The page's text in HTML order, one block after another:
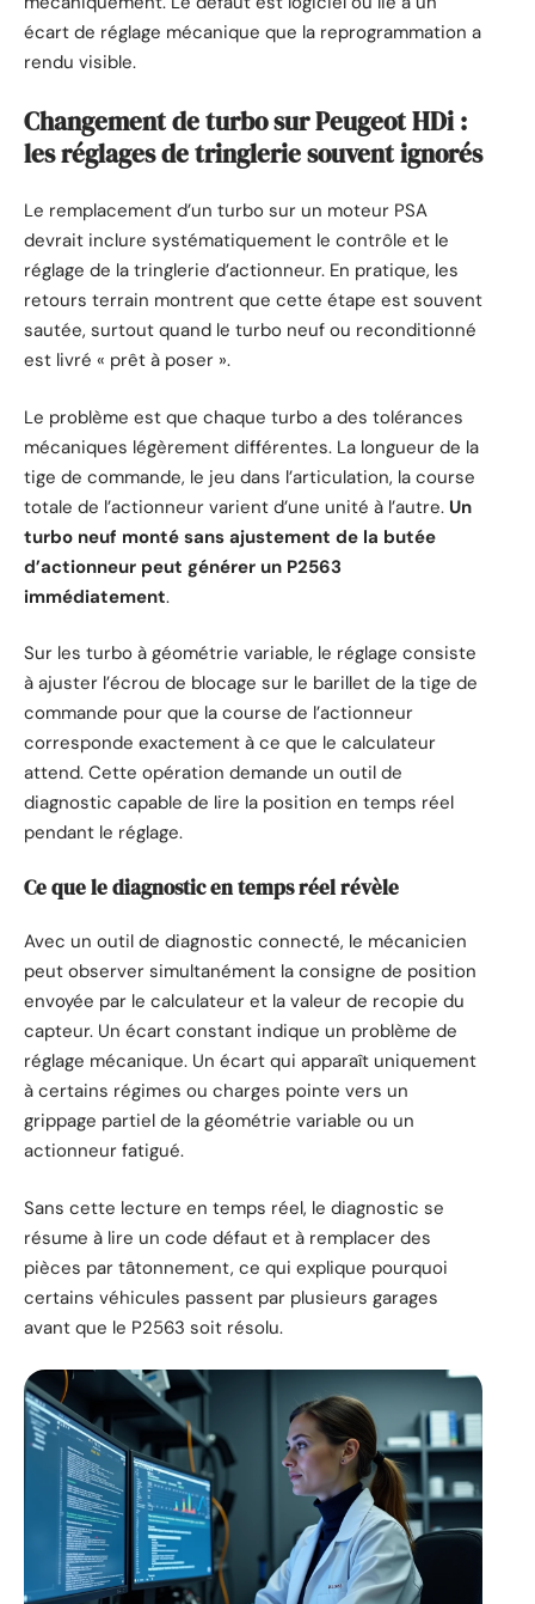
écart de réglage mécanique que la reprogrammation a
rendu visible.
Changement de turbo sur Peugeot HDi :
les réglages de tringlerie souvent ignorés
Le remplacement d’un turbo sur un moteur PSA
devrait inclure systématiquement le contrôle et le
réglage de la tringlerie d’actionneur. En pratique, les
retours terrain montrent que cette étape est souvent
sautée, surtout quand le turbo neuf ou reconditionné
est livré « prêt à poser ».
Le problème est que chaque turbo a des tolérances
mécaniques légèrement différentes. La longueur de la
tige de commande, le jeu dans l’articulation, la course
totale de l’actionneur varient d’une unité à l’autre. Un
turbo neuf monté sans ajustement de la butée
d’actionneur peut générer un P2563
immédiatement.
Sur les turbo à géométrie variable, le réglage consiste
à ajuster l’écrou de blocage sur le barillet de la tige de
commande pour que la course de l’actionneur
corresponde exactement à ce que le calculateur
attend. Cette opération demande un outil de
diagnostic capable de lire la position en temps réel
pendant le réglage.
Ce que le diagnostic en temps réel révèle
Avec un outil de diagnostic connecté, le mécanicien
peut observer simultanément la consigne de position
envoyée par le calculateur et la valeur de recopie du
capteur. Un écart constant indique un problème de
réglage mécanique. Un écart qui apparaît uniquement
à certains régimes ou charges pointe vers un
grippage partiel de la géométrie variable ou un
actionneur fatigué.
Sans cette lecture en temps réel, le diagnostic se
résume à lire un code défaut et à remplacer des
pièces par tâtonnement, ce qui explique pourquoi
certains véhicules passent par plusieurs garages
avant que le P2563 soit résolu.